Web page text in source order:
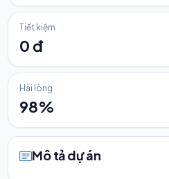
Tiết kiệm
0 đ
Hài lòng
98%
Mô tả dự án